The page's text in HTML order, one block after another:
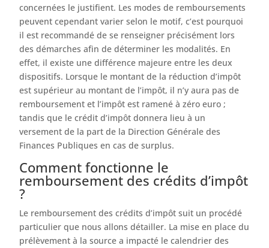
concernées le justifient. Les modes de remboursements
peuvent cependant varier selon le motif, c’est pourquoi
il est recommandé de se renseigner précisément lors
des démarches afin de déterminer les modalités. En
effet, il existe une différence majeure entre les deux
dispositifs. Lorsque le montant de la réduction d’impôt
est supérieur au montant de l’impôt, il n’y aura pas de
remboursement et l’impôt est ramené à zéro euro ;
tandis que le crédit d’impôt donnera lieu à un
versement de la part de la Direction Générale des
Finances Publiques en cas de surplus.
Comment fonctionne le
remboursement des crédits d’impôt
?
Le remboursement des crédits d’impôt suit un procédé
particulier que nous allons détailler. La mise en place du
prélèvement à la source a impacté le calendrier des